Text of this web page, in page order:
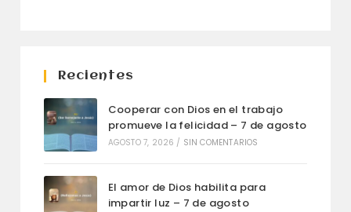
Recientes
Cooperar con Dios en el trabajo
promueve la felicidad – 7 de agosto
AGOSTO 7, 2026 / SIN COMENTARIOS
El amor de Dios habilita para
impartir luz – 7 de agosto